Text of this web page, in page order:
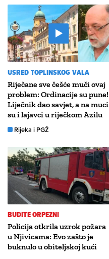
USRED TOPLINSKOG VALA
Riječane sve češće muči ovaj
problem: Ordinacije su pune!
Liječnik dao savjet, a na muci
su i lajavci u riječkom Azilu
Rijeka i PGŽ
BUDITE ORPEZNI
Policija otkrila uzrok požara
u Njivicama: Evo zašto je
buknulo u obiteljskoj kući